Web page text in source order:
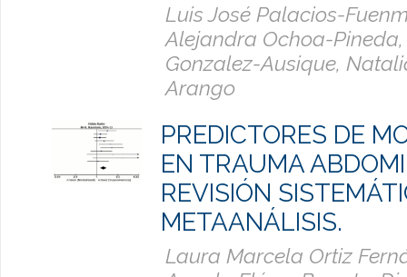
Luis José Palacios-
Alejandra Ochoa-
Gonzalez-Ausique,
Arango
PREDICTORES DE
EN TRAUMA
REVISIÓN
METAANÁLISIS.
Laura Marcela Ortiz